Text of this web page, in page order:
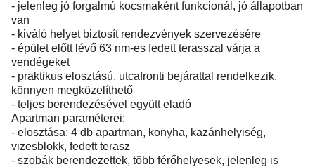
- jelenleg jó forgalmú kocsmaként funkcionál, jó állapotban
van
- kiváló helyet biztosít rendezvények szervezésére
- épület előtt lévő 63 nm-es fedett terasszal várja a
vendégeket
- praktikus elosztású, utcafronti bejárattal rendelkezik,
könnyen megközelíthető
- teljes berendezésével együtt eladó
Apartman paraméterei:
- elosztása: 4 db apartman, konyha, kazánhelyiség,
vizesblokk, fedett terasz
- szobák berendezettek, több férőhelyesek, jelenleg is